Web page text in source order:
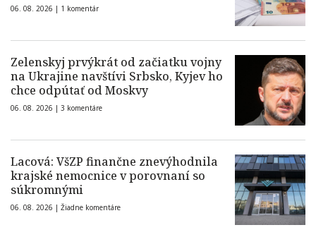
06. 08. 2026 | 1 komentár
Zelenskyj prvýkrát od začiatku vojny
na Ukrajine navštívi Srbsko, Kyjev ho
chce odpútať od Moskvy
06. 08. 2026 | 3 komentáre
Lacová: VšZP finančne znevýhodnila
krajské nemocnice v porovnaní so
súkromnými
06. 08. 2026 | Žiadne komentáre